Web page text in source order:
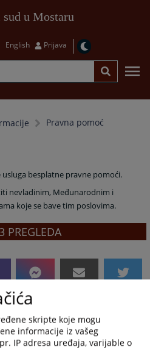
u Mostaru
English Prijava
Pravna pomoć
besplatne pravne pomoći.
nevladinim, Međunarodnim i
koje se bave tim poslovima.
PREGLEDA
skripte koje mogu
informacije iz vašeg
IP adresa uređaja, varijable o